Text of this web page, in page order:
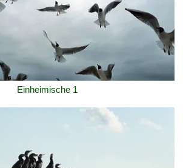
Einheimische 1